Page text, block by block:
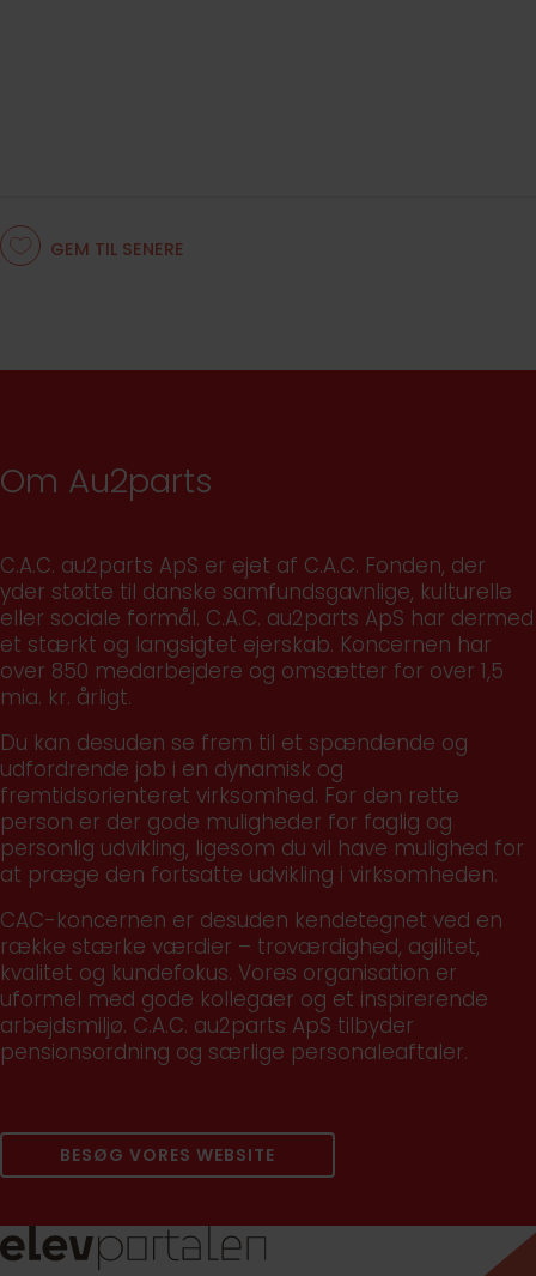
GEM TIL SENERE
Om Au2parts
C.A.C. au2parts ApS er ejet af C.A.C. Fonden, der
yder støtte til danske samfundsgavnlige, kulturelle
eller sociale formål. C.A.C. au2parts ApS har dermed
et stærkt og langsigtet ejerskab. Koncernen har
over 850 medarbejdere og omsætter for over 1,5
mia. kr. årligt.
Du kan desuden se frem til et spændende og
udfordrende job i en dynamisk og
fremtidsorienteret virksomhed. For den rette
person er der gode muligheder for faglig og
personlig udvikling, ligesom du vil have mulighed for
at præge den fortsatte udvikling i virksomheden.
CAC-koncernen er desuden kendetegnet ved en
række stærke værdier – troværdighed, agilitet,
kvalitet og kundefokus. Vores organisation er
uformel med gode kollegaer og et inspirerende
arbejdsmiljø. C.A.C. au2parts ApS tilbyder
pensionsordning og særlige personaleaftaler.
BESØG VORES WEBSITE